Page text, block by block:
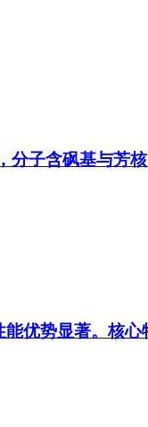
分子含砜基与芳
优势显著。核心